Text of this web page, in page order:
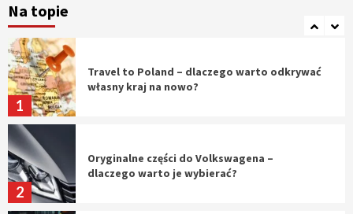
Na topie
5
1
Travel to Poland – dlaczego warto odkrywać
własny kraj na nowo?
2
Oryginalne części do Volkswagena –
dlaczego warto je wybierać?